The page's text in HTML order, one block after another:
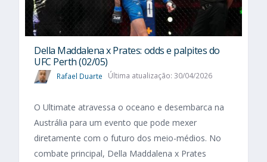
Della Maddalena x Prates: odds e palpites do
UFC Perth (02/05)
Rafael Duarte Última atualização: 30/04/2026
O Ultimate atravessa o oceano e desembarca na
Austrália para um evento que pode mexer
diretamente com o futuro dos meio-médios. No
combate principal, Della Maddalena x Prates